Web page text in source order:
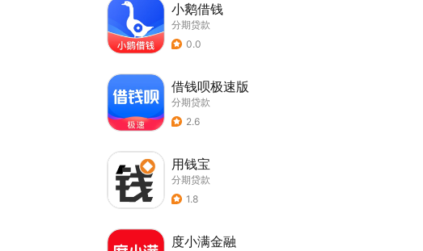
小鹅借钱
分期贷款
0.0
借钱呗极速版
分期贷款
2.6
用钱宝
分期贷款
1.8
度小满金融